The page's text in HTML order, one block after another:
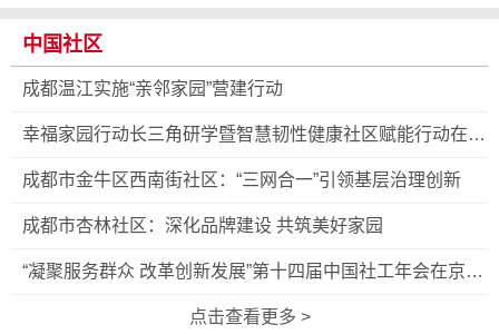
中国社区
成都温江实施“亲邻家园”营建行动
幸福家园行动长三角研学暨智慧韧性健康社区赋能行动在沪
启动
成都市金牛区西南街社区：“三网合一”引领基层治理创新
成都市杏林社区：深化品牌建设 共筑美好家园
“凝聚服务群众 改革创新发展”第十四届中国社工年会在京举
点击查看更多 >